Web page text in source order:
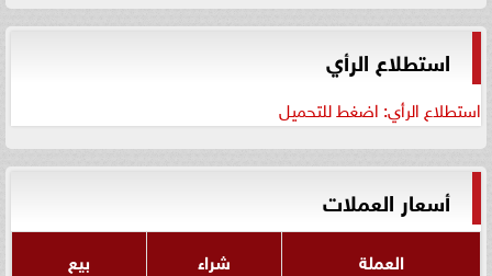
استطلاع الرأي
استطلاع الرأي: اضغط للتحميل
أسعار العملات
العملة شراء بيع